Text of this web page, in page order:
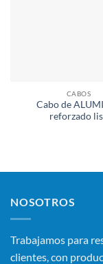
CABOS
Cabo de
reforzado
NOSOTROS
Trabajamos para
clientes, con